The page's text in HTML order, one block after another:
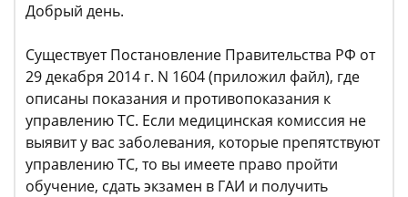
Добрый день.
Существует Постановление Правительства РФ от
29 декабря 2014 г. N 1604 (приложил файл), где
описаны показания и противопоказания к
управлению ТС. Если медицинская комиссия не
выявит у вас заболевания, которые препятствуют
управлению ТС, то вы имеете право пройти
обучение, сдать экзамен в ГАИ и получить